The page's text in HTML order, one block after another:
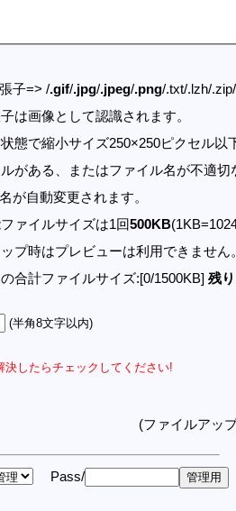
子=> /.gif/.jpg/.jpeg/.png/.txt/.lzh/
は画像として認識されます。
態で縮小サイズ250×250ピクセル以
がある、またはファイル名が不適切
自動変更されます。
ァイルサイズは1回500KB
プ時はプレビューは利用できません
合計ファイルサイズ:[0/1500KB] 残
(半角8文字以内)
決したらチェックしてください!
(ファイルアッ
Pass/